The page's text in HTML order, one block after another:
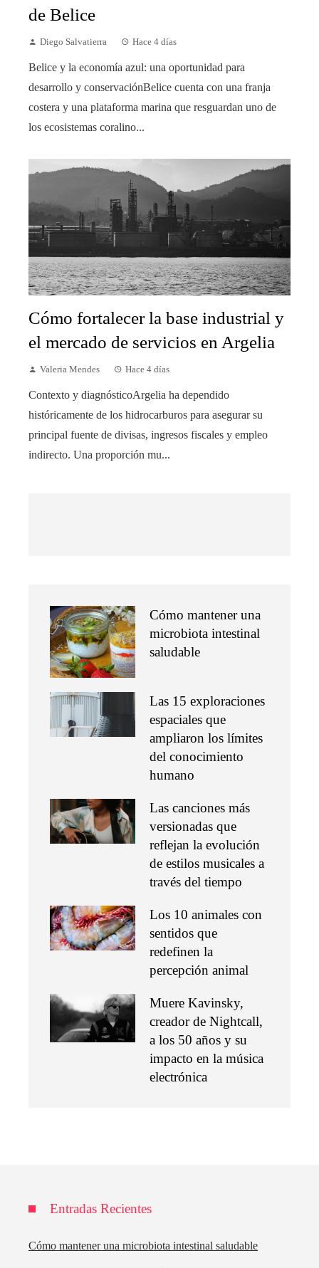
de Belice
Diego Salvatierra Hace 4 días
Belice y la economía azul: una oportunidad para
desarrollo y conservaciónBelice cuenta con una franja
costera y una plataforma marina que resguardan uno de
los ecosistemas coralino...
Cómo fortalecer la base industrial y
el mercado de servicios en Argelia
Valeria Mendes Hace 4 días
Contexto y diagnósticoArgelia ha dependido
históricamente de los hidrocarburos para asegurar su
principal fuente de divisas, ingresos fiscales y empleo
indirecto. Una proporción mu...
Cómo mantener una
microbiota intestinal
saludable
Las 15 exploraciones
espaciales que
ampliaron los límites
del conocimiento
humano
Las canciones más
versionadas que
reflejan la evolución
de estilos musicales a
través del tiempo
Los 10 animales con
sentidos que
redefinen la
percepción animal
Muere Kavinsky,
creador de Nightcall,
a los 50 años y su
impacto en la música
electrónica
Entradas Recientes
Cómo mantener una microbiota intestinal saludable